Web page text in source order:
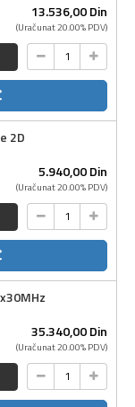
13.536,00Din
(Uračunat 20.00% PDV)
2D
5.940,00Din
(Uračunat 20.00% PDV)
35.340,00Din
(Uračunat 20.00% PDV)